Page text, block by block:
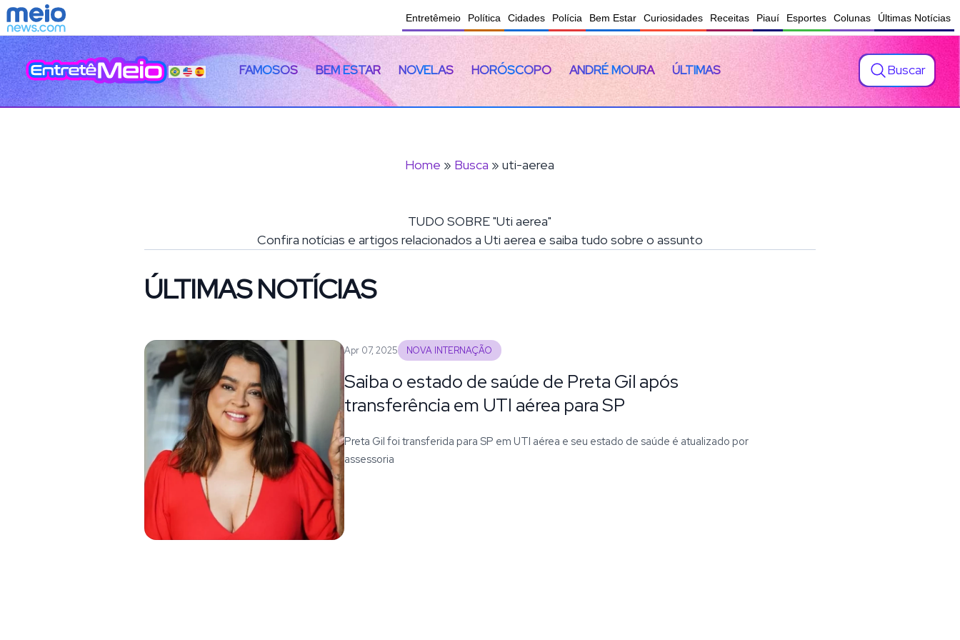
Entretêmeio Política Cidades Polícia Bem Estar Curiosidades Receitas Piauí Esportes Colunas Últimas Notícias
FAMOSOS BEM ESTAR NOVELAS HORÓSCOPO ANDRÉ MOURA ÚLTIMAS Buscar
Home » Busca » uti-aerea
TUDO SOBRE "Uti aerea"
Confira notícias e artigos relacionados a Uti aerea e saiba tudo sobre o assunto
ÚLTIMAS NOTÍCIAS
Apr 07, 2025 NOVA INTERNAÇÃO
Saiba o estado de saúde de Preta Gil após
transferência em UTI aérea para SP
Preta Gil foi transferida para SP em UTI aérea e seu estado de saúde é atualizado por
assessoria